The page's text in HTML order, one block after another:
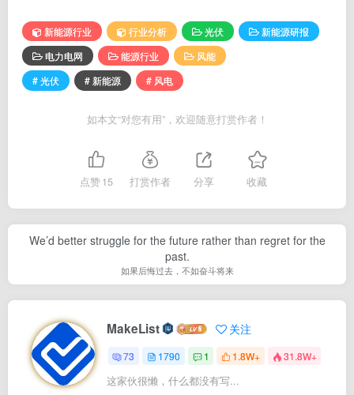
新能源行业 行业分析 光伏
新能源研报
电力电网
能源行业
风能
# 光伏
# 新能源 # 风电
如本文“对您有用”，欢迎随意打赏作者！
点赞15 打赏作者 分享 收藏
We’d better struggle for the future rather than regret for the
past.
如果后悔过去，不如奋斗将来
MakeList 关注
73 1790 1 1.8W+ 31.8W+
这家伙很懒，什么都没有写...